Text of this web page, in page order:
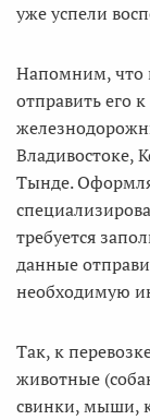
уже успели
Напомним, что
отправить его
Владивостоке,
Тынде.
требуется
данные
необходимую
Так, к
животные
свинки, мыши,